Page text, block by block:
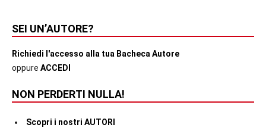
SEI UN’AUTORE?
Richiedi l'accesso alla tua Bacheca Autore
oppure ACCEDI
NON PERDERTI NULLA!
Scopri i nostri AUTORI